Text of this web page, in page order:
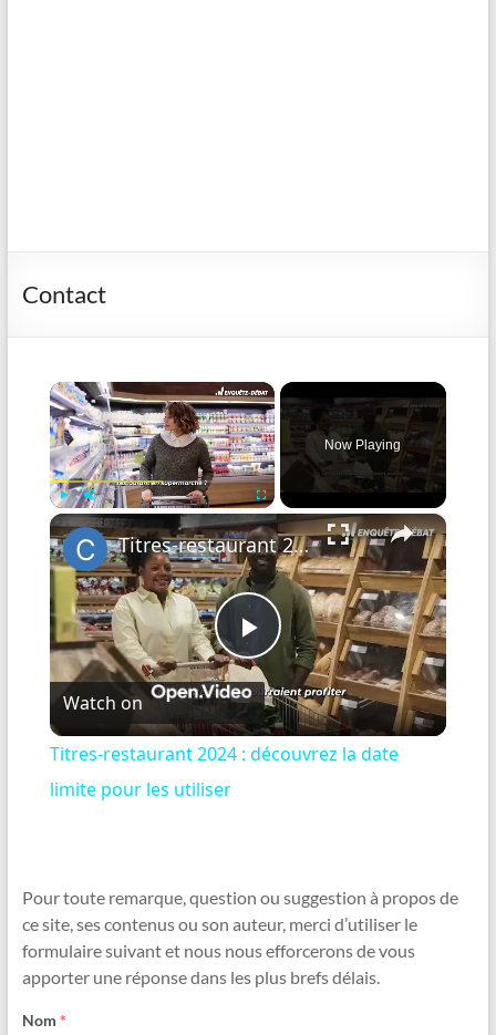
Contact
×
Play Unmute Fullscreen
Now Playing
×
P
l
V
i
Titres-restaurant 2024 : découvrez la date limite pour les utiliser
Watch on
Titres-restaurant 2024 : découvrez la date
limite pour les utiliser
Pour toute remarque, question ou suggestion à propos de
ce site, ses contenus ou son auteur, merci d’utiliser le
formulaire suivant et nous nous efforcerons de vous
apporter une réponse dans les plus brefs délais.
Nom *